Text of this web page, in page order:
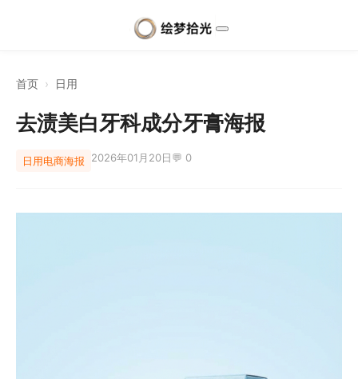
首页 › 日用
去渍美白牙科成分牙膏海报
日用电商海报 2026年01月20日💬 0